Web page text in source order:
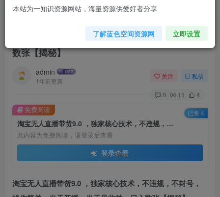
首页 电商运营 正文
淘宝无人直播带货9.0 ，独家核心技术，不违规，
不封号，操作简单，当天开播，当天见收益，日入
数张【揭秘】
admin
1年前更新
关注 私信
0 11 4
淘宝无人直播带货9.0 ，独家核心技术，不违规，不封号，操作简单，当天开播，当天见收益，日入数张【揭秘】
此内容为免费阅读，请登录后查看
登录查看
免费阅读 已售 4
淘宝无人直播带货9.0 ，独家核心技术，不违规，不封号，
本站为一知识资源网站，海量资源供爱好者分享
了解蓝色空间资源网 立即设置